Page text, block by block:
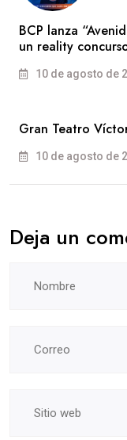
BCP lanza
un reality
10 de agosto de
Gran Teatro
10 de agosto de
Deja un